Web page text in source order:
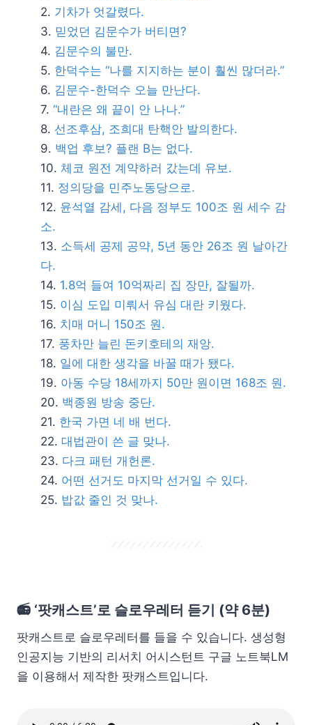
기차가 엇갈렸다.
믿었던 김문수가 버티면?
김문수의 불만.
한덕수는 “나를 지지하는 분이 훨씬 많더라.”
김문수-한덕수 오늘 만난다.
“내란은 왜 끝이 안 나나.”
선조후삼, 조희대 탄핵안 발의한다.
백업 후보? 플랜 B는 없다.
체코 원전 계약하러 갔는데 유보.
정의당을 민주노동당으로.
윤석열 감세, 다음 정부도 100조 원 세수 감
소.
소득세 공제 공약, 5년 동안 26조 원 날아간
다.
1.8억 들여 10억짜리 집 장만, 잘될까.
이심 도입 미뤄서 유심 대란 키웠다.
치매 머니 150조 원.
풍차만 늘린 돈키호테의 재앙.
일에 대한 생각을 바꿀 때가 됐다.
아동 수당 18세까지 50만 원이면 168조 원.
백종원 방송 중단.
한국 가면 네 배 번다.
대법관이 쓴 글 맞나.
다크 패턴 개헌론.
어떤 선거도 마지막 선거일 수 있다.
밥값 줄인 것 맞나.
📻 ‘팟캐스트’로 슬로우레터 듣기 (약 6분)
팟캐스트로 슬로우레터를 들을 수 있습니다. 생성형
인공지능 기반의 리서치 어시스턴트 구글 노트북LM
을 이용해서 제작한 팟캐스트입니다.